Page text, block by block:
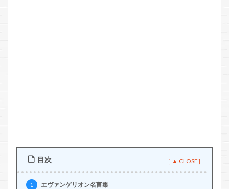
目次
1
エヴァンゲリオン名言集